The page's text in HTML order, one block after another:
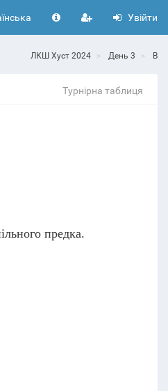
Увійти
ЛКШ Хуст 2024 День 3 B
Турнірна таблиця
предка.